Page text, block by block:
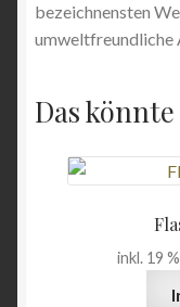
bezeichnensten
umweltfreundliche
Das
inkl. 19